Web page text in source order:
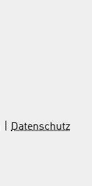
Datenschutz